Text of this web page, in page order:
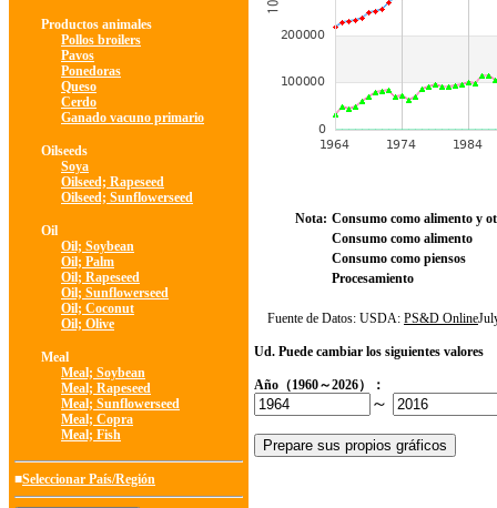
Productos animales
Pollos broilers
Pavos
Ponedoras
Queso
Cerdo
Ganado vacuno primario
Oilseeds
Soya
Oilseed; Rapeseed
Oilseed; Sunflowerseed
Oil
Oil; Soybean
Oil; Palm
Oil; Rapeseed
Oil; Sunflowerseed
Oil; Coconut
Oil; Olive
Meal
Meal; Soybean
Meal; Rapeseed
Meal; Sunflowerseed
Meal; Copra
Meal; Fish
■Seleccionar País/Región
Nota: Consumo como alimento y
Consumo como alimento
Consumo como piensos
Procesamiento
Fuente de Datos: USDA: PS&D Online
Ud. Puede cambiar los siguientes valores
Año（1960～2026）：
～